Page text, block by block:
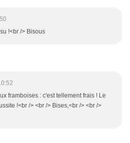
!<br /> Bisous
framboises : c'est tellement frais ! Le
!<br /> <br /> Bises,<br /> <br />